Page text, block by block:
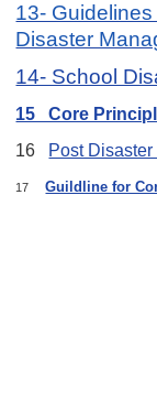
13-
Disaster
14- School
15 Core
16 Post
17Guildline for